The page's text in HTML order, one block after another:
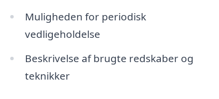
Muligheden for periodisk
vedligeholdelse
Beskrivelse af brugte redskaber og
teknikker